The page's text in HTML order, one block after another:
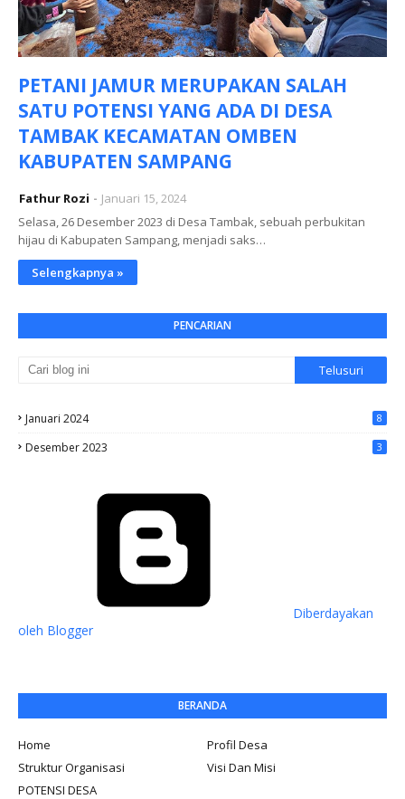
PETANI JAMUR MERUPAKAN SALAH
SATU POTENSI YANG ADA DI DESA
TAMBAK KECAMATAN OMBEN
KABUPATEN SAMPANG
Fathur Rozi
Januari 15, 2024
Selasa, 26 Desember 2023 di Desa Tambak, sebuah perbukitan
hijau di Kabupaten Sampang, menjadi saks…
Selengkapnya »
PENCARIAN
Januari 2024 8
Desember 2023 3
Diberdayakan
oleh Blogger
BERANDA
Home
Profil Desa
Struktur Organisasi
Visi Dan Misi
POTENSI DESA